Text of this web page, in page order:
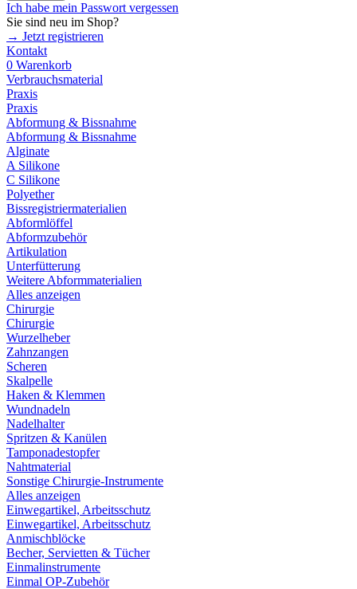
Ich habe mein Passwort vergessen
Sie sind neu im Shop?
→ Jetzt registrieren
Kontakt
0 Warenkorb
Verbrauchsmaterial
Praxis
Praxis
Abformung & Bissnahme
Abformung & Bissnahme
Alginate
A Silikone
C Silikone
Polyether
Bissregistriermaterialien
Abformlöffel
Abformzubehör
Artikulation
Unterfütterung
Weitere Abformmaterialien
Alles anzeigen
Chirurgie
Chirurgie
Wurzelheber
Zahnzangen
Scheren
Skalpelle
Haken & Klemmen
Wundnadeln
Nadelhalter
Spritzen & Kanülen
Tamponadestopfer
Nahtmaterial
Sonstige Chirurgie-Instrumente
Alles anzeigen
Einwegartikel, Arbeitsschutz
Einwegartikel, Arbeitsschutz
Anmischblöcke
Becher, Servietten & Tücher
Einmalinstrumente
Einmal OP-Zubehör